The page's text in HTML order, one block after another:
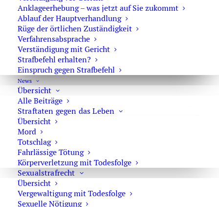
Anklageerhebung – was jetzt auf Sie zukommt
Ablauf der Hauptverhandlung
Rüge der örtlichen Zuständigkeit
Verfahrensabsprache
Verständigung mit Gericht
Strafbefehl erhalten?
Einspruch gegen Strafbefehl
News
Übersicht
Alle Beiträge
Straftaten gegen das Leben
Übersicht
Mord
Totschlag
Fahrlässige Tötung
Körperverletzung mit Todesfolge
Sexualstrafrecht
Übersicht
Vergewaltigung mit Todesfolge
Sexuelle Nötigung
Rechtsanwalt Oliver Marson
Adresse: Kurfürstendamm 66, 10707 Berlin
Telefon:+49 30 720 22 970
Fax +49 30 720 22 771
E-Mail: marson@anwaltmarson.de
Hilfe im Notfall
Sie können sich im Notfall rund um die Uhr an uns
wenden. Bitte wählen Sie:
Typische Notfälle sind: Festnahme, Anordnung der
Untersuchungshaft oder Hausdurchsuchungen.